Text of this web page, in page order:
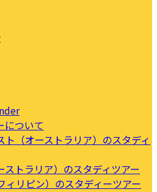
について
ト（オーストラリア）のスタディ
ストラリア）のスタディツアー
ィリピン）のスタディーツアー